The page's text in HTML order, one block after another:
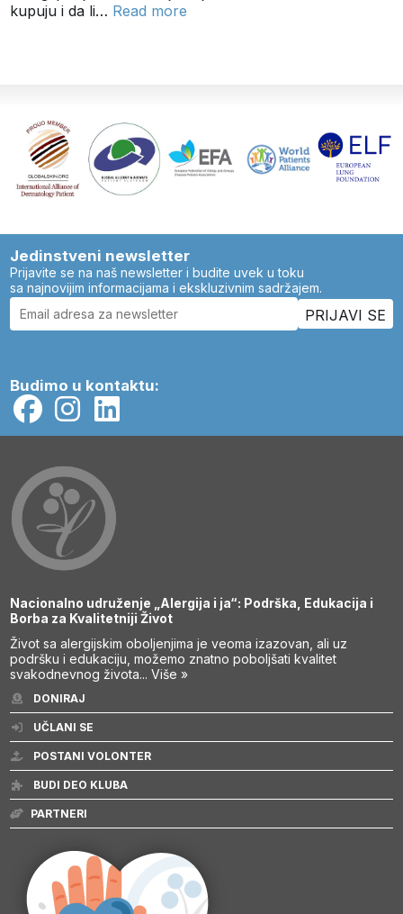
kupuju i da li… Read more
Jedinstveni newsletter
Prijavite se na naš newsletter i budite uvek u toku
sa najnovijim informacijama i ekskluzivnim sadržajem.
Budimo u kontaktu:
Nacionalno udruženje „Alergija i ja“: Podrška, Edukacija i
Borba za Kvalitetniji Život
Život sa alergijskim oboljenjima je veoma izazovan, ali uz
podršku i edukaciju, možemo znatno poboljšati kvalitet
svakodnevnog života...Više »
DONIRAJ
UČLANI SE
POSTANI VOLONTER
BUDI DEO KLUBA
PARTNERI